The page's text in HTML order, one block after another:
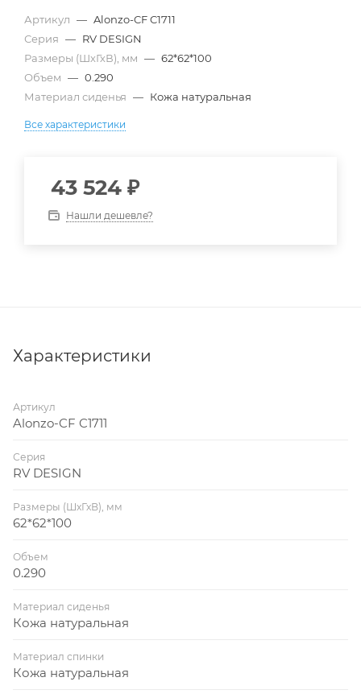
Артикул — Alonzo-CF C1711
Серия — RV DESIGN
Размеры (ШхГхВ), мм — 62*62*100
Объем — 0.290
Материал сиденья — Кожа натуральная
Все характеристики
43 524 ₽
Нашли дешевле?
Характеристики
Артикул
Alonzo-CF C1711
Серия
RV DESIGN
Размеры (ШхГхВ), мм
62*62*100
Объем
0.290
Материал сиденья
Кожа натуральная
Материал спинки
Кожа натуральная